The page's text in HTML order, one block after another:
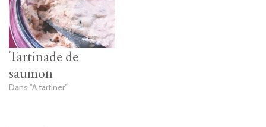
Tartinade de
saumon
Dans "A tartiner"